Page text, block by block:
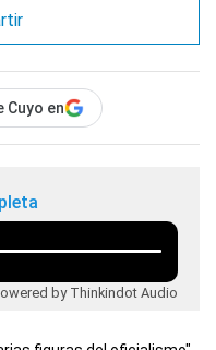
Cuyo en
by Thinkindot Audio